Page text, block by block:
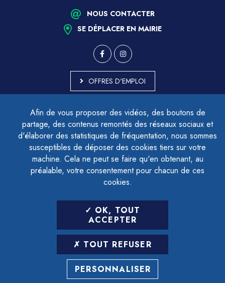
Afin de vous proposer des vidéos, des boutons de
partage, des contenus remontés des réseaux sociaux et
d'élaborer des statistiques de fréquentation, nous sommes
susceptibles de déposer des cookies tiers sur votre
machine. Cela ne peut se faire qu'en obtenant, au
préalable, votre consentement pour chacun de ces
cookies.
OK, TOUT
ACCEPTER
TOUT REFUSER
PERSONNALISER
NOUS CONTACTER
SE DÉPLACER EN MAIRIE
OFFRES D'EMPLOI
ACCESSIBILITÉ - PARTIELLEMENT CONFORME
PLAN DU SITE
MENTIONS LÉGALES
CONTACTER LE DÉLÉGUÉ À LA PROTECTION DES DONNÉES
GESTION DES COOKIES
LETTRE D'INFORMATION
SAISIR VOTRE ADRESSE E-MAIL
POUR VOUS INSCRIRE :
ARCHIVES DÉSINSCRIPTION